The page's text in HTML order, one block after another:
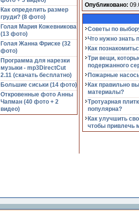
Как определить размер
груди? (8 фото)
Голая Мария Кожевникова
(13 фото)
Голая Жанна Фриске (32
фото)
Программа для нарезки
музыки - mp3DirectCut
2.11 (cкачать бесплатно)
Большие сиськи (14 фото)
Откровенные фото Анны
Чапман (40 фото + 2
видео)
Опубликовано:
Советы по
Что нужно знать
Как
Три вещи,
подержанного
Пожарные
Как правильно
материалы?
Тротуарная
популярна?
Как улучшить
чтобы привлечь